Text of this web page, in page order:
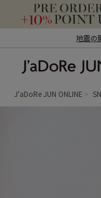
地震の
ン オンライン）
J'aDoRe JUN ONLINE